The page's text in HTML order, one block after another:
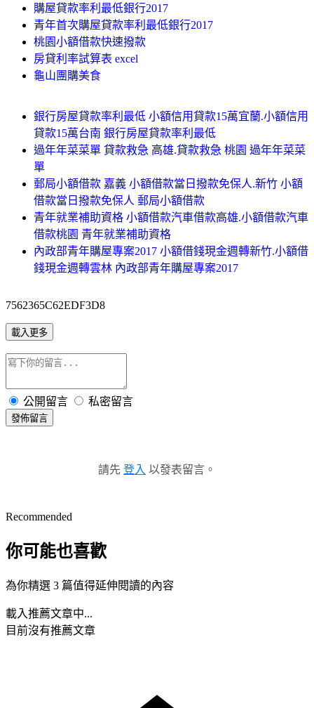
購屋貸款率利最低銀行2017
青年首次購屋貸款率利最低銀行2017
桃園小額借款快速撥款
房貸利率試算表 excel
龜山團購美食
銀行房屋貸款率利最低 小額信用貸款15萬宜蘭.小額信用
貸款15萬台南 銀行房屋貸款率利最低
過年年菜菜單 貸款救急 高雄.貸款救急 桃園 過年年菜菜
單
郵局小額借款 嘉義 小額借款當日撥款免保人.新竹 小額
借款當日撥款免保人 郵局小額借款
青年就業補助資格 小額借款汽車借款高雄.小額借款汽車
借款桃園 青年就業補助資格
內政部青年購屋專案2017 小額借錢現金週轉新竹.小額借
錢現金週轉雲林 內政部青年購屋專案2017
7562365C62EDF3D8
載入更多
公開留言 私密留言
發佈留言
請先 登入 以發表留言。
Recommended
你可能也喜歡
為你精選 3 篇值得延伸閱讀的內容
載入推薦文章中...
目前沒有推薦文章